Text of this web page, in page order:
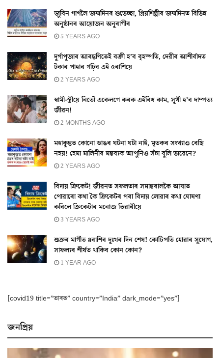
জুবিন গাৰ্গলৈ জন্মদিনৰ শুভেচ্ছা, প্ৰিয়শিল্পীৰ জন্মদিনত বিভিন্ন
অনুষ্ঠানৰ আয়োজন অনুৰাগীৰ
5 YEARS AGO
দুৰ্গাপুজাৰ আৰম্ভণিতেই বক্ৰী হ’ব বৃহস্পতি, দেৱীৰ আশীৰ্বাদত
টকাৰ পাহাৰ গঢ়িব এই ৫ৰাশিয়ে
2 YEARS AGO
স্বামী-স্ত্ৰীয়ে নিতৌ একেলগে কৰক এইবিধ কাম, সুখী হ’ব দাম্পত্য
জীৱন!
2 MONTHS AGO
মহাকুম্ভত কোনো ডাঙৰ ঘটনা ঘটা নাই, মৃতকৰ সংখ্যাও বেছি
নহয়! হেমা মালিনীৰ মন্তব্যক আপুনিও সঁচা বুলি ভাৱেনে?
2 YEARS AGO
বিদায় ক্ৰিকেট! জীৱনত সফলতাৰ সমান্তৰালকৈ আঘাত
পোৱাৰো কথা কৈ ক্ৰিকেটৰ পৰা বিদায় লোৱাৰ কথা ঘোষণা
কৰিলে ক্ৰিকেটাৰ মনোজ তিৱাৰীয়ে
3 YEARS AGO
শুক্ৰৰ মাৰ্গীত ৪ৰাশিৰ দুঃখৰ দিন শেষ! কোটিপতি হোৱাৰ সুযোগ,
সাফল্যৰ শীৰ্ষত থাকিব কোন কোন?
1 YEAR AGO
[covid19 title=”ভাৰত” country=”India” dark_mode=”yes”]
জনপ্ৰিয়